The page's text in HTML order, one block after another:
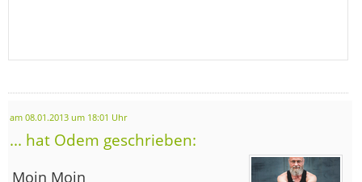
am 08.01.2013 um 18:01 Uhr
... hat Odem geschrieben:
Moin Moin